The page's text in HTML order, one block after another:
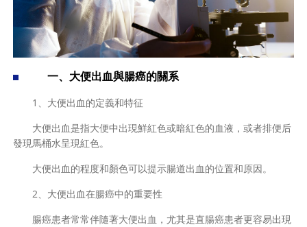
一、大便出血與腸癌的關系
1、大便出血的定義和特征
大便出血是指大便中出現鮮紅色或暗紅色的血液，或者排便后
發現馬桶水呈現紅色。
大便出血的程度和顏色可以提示腸道出血的位置和原因。
2、大便出血在腸癌中的重要性
腸癌患者常常伴隨著大便出血，尤其是直腸癌患者更容易出現